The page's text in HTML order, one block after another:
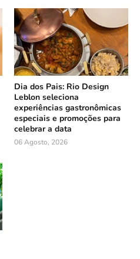
Dia dos Pais: Rio Design
Leblon seleciona
experiências gastronômicas
especiais e promoções para
celebrar a data
06 Agosto, 2026